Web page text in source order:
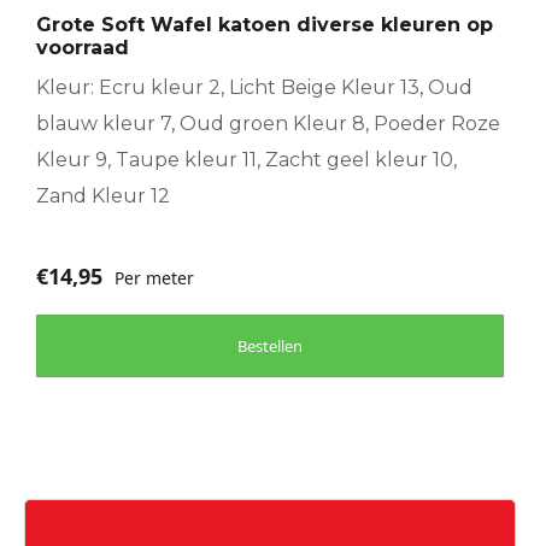
Grote Soft Wafel katoen diverse kleuren op
voorraad
Kleur: Ecru kleur 2, Licht Beige Kleur 13, Oud
blauw kleur 7, Oud groen Kleur 8, Poeder Roze
Kleur 9, Taupe kleur 11, Zacht geel kleur 10,
Zand Kleur 12
€14,95 Per meter
Bestellen
kan
gekozen
worden
op
productpagina